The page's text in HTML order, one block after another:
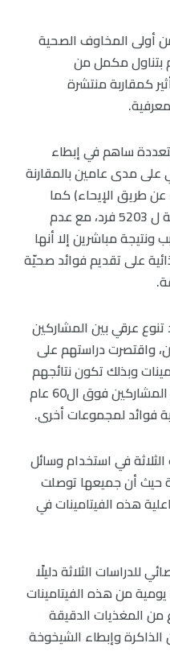
أولى المخاوف الصحية
بتناول مكمل من
كمقاربة منتشرة
ساهم في إبطاء
مدى عامين بالمقارنة
طريق الإيحاء) كما
يقول الباحثون بعد معاينة شاملة ل 5203 فرد، مع عدم
ونتيجة مباشرين إلا أنها
على تقديم فوائد صحيّة
تنوع عرقي بين المشاركين
واقتصرت دراستهم على
وبذلك تكون نتائجهم
غير قابلة للتعميم. وبما أن أعمار المشاركين فوق ال60 عام
فوائد لمجموعات أخرى.
في استخدام وسائل
حيث أن جميعها توصلت
هذه الفيتامينات في
للدراسات الثلاثة دليلًا
من هذه الفيتامينات
على أكثر من 20 نوع من المغذيات الدقيقة
وإبطاء الشيخوخة